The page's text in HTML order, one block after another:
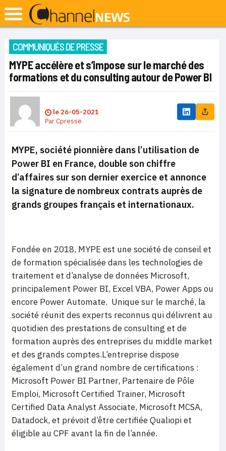
COMMUNIQUÉS DE PRESSE
MYPE accélère et s’impose sur le marché des
formations et du consulting autour de Power BI
le 26-05-2021
ParCpresse
MYPE, société pionnière dans l’utilisation de
Power BI en France, double son chiffre
d’affaires sur son dernier exercice et annonce
la signature de nombreux contrats auprès de
grands groupes français et internationaux.
Fondée en 2018, MYPE est une société de conseil et
de formation spécialisée dans les technologies de
traitement et d’analyse de données Microsoft,
principalement Power BI, Excel VBA, Power Apps ou
encore Power Automate. Unique sur le marché, la
société réunit des experts reconnus qui délivrent au
quotidien des prestations de consulting et de
formation auprès des entreprises du middle market
et des grands comptes.L’entreprise dispose
également d’un grand nombre de certifications :
Microsoft Power BI Partner, Partenaire de Pôle
Emploi, Microsoft Certified Trainer, Microsoft
Certified Data Analyst Associate, Microsoft MCSA,
Datadock, et prévoit d’être certifiée Qualiopi et
éligible au CPF avant la fin de l’année.